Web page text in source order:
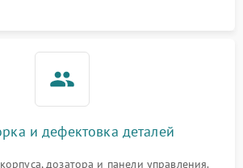
и дефектовка деталей
дозатора и панели управления.